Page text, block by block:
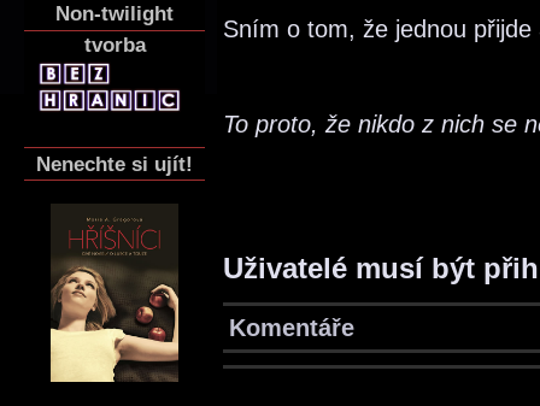
Non-twilight
tvorba
Nenechte si ujít!
Sním o tom, že jednou
To proto, že nikdo z nich se
Uživatelé musí být
Komentáře